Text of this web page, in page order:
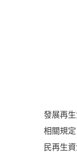
發展再
相關規
民再生